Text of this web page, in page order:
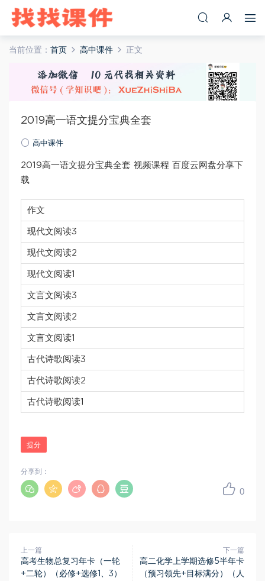
当前位置： 首页 高中课件 正文
2019高一语文提分宝典全套
高中课件
2019高一语文提分宝典全套 视频课程 百度云网盘分享下
载
作文
现代文阅读3
现代文阅读2
现代文阅读1
文言文阅读3
文言文阅读2
文言文阅读1
古代诗歌阅读3
古代诗歌阅读2
古代诗歌阅读1
提分
0
分享到：
上一篇
高考生物总复习年卡（一轮
+二轮）（必修+选修1、3）
下一篇
高二化学上学期选修5半年卡
（预习领先+目标满分）（人